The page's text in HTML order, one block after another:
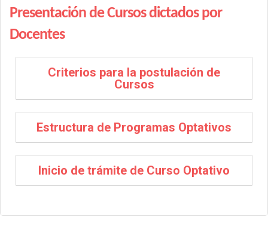
Presentación de Cursos dictados por
Docentes
Criterios para la postulación de
Cursos
Estructura de Programas Optativos
Inicio de trámite de Curso Optativo